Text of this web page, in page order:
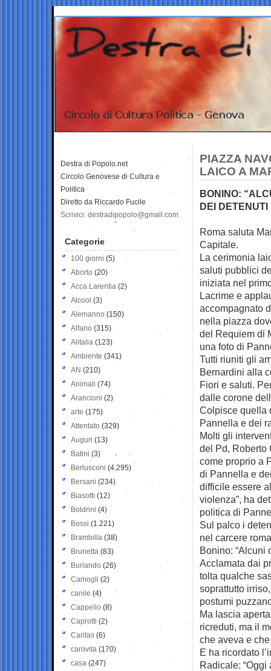
PIAZZA
LAICO A
BONINO:
DEI
Roma saluta
Capitale.
La cerimonia
saluti pubblici
iniziata nel
Lacrime e
accompagnato
nella piazza
del Requiem di
una foto di
Tutti riuniti gli
Bernardini alla
Fiori e saluti.
dalle corone
Colpisce quella
Pannella e dei
Molti gli
del Pd, Roberto
come proprio a
di Pannella e
difficile essere
violenza”, ha
politica di
Sul palco i
nel carcere
Bonino: “Alcuni
Acclamata dai
tolta qualche
soprattutto
postumi
Ma lascia
ricreduti, ma il
che aveva e
E ha ricordato
Radicale:
Destra di Popolo.net
Circolo Genovese di Cultura e
Politica
Diretto da Riccardo Fucile
Scrivici: destradipopolo@gmail.com
Categorie
100 giorni (5)
Aborto (20)
Acca Larentia (2)
Alcool (3)
Alemanno (150)
Alfano (315)
Alitalia (123)
Ambiente (341)
AN (210)
Animali (74)
Arancioni (2)
arte (175)
Attentato (329)
Auguri (13)
Batini (3)
Berlusconi (4.295)
Bersani (234)
Biasotti (12)
Boldrini (4)
Bossi (1.221)
Brambilla (38)
Brunetta (83)
Burlando (26)
Camogli (2)
canile (4)
Cappello (8)
Caprotti (2)
Caritas (6)
carovita (170)
casa (247)